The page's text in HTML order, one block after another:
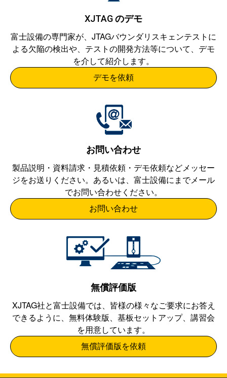
XJTAGのデモ
富士設備の専門家が、JTAGバウンダリスキェンテストに
よる欠陥の検出や、テストの開発方法等について、デモ
を介して紹介します。
デモを依頼
お問い合わせ
製品説明・資料請求・見積依頼・デモ依頼などメッセー
ジをお送りください。あるいは、 富士設備にまでメール
でお問い合わせください。
お問い合わせ
無償評価版
XJTAG社と富士設備では、皆様の様々なご要求にお答え
できるように、無料体験版、基板セットアップ、講習会
を用意しています。
無償評価版を依頼